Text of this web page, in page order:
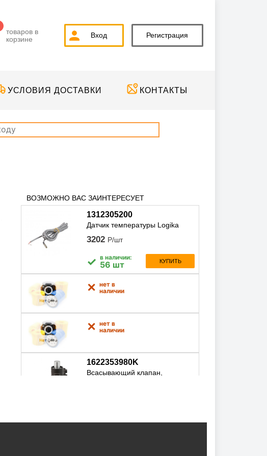
товаров в
корзине
Вход Регистрация
УСЛОВИЯ ДОСТАВКИ КОНТАКТЫ
ВОЗМОЖНО ВАС ЗАИНТЕРЕСУЕТ
1312305200
Датчик температуры Logika
3202 Р/шт
✓ в наличии:
56 шт КУПИТЬ
✕ нет в
наличии
✕ нет в
наличии
1622353980K
Всасывающий клапан,
✓ 4 шт